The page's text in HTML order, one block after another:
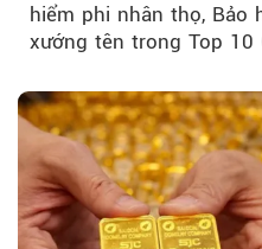
hiểm phi nhân thọ, Bảo
xướng tên trong Top 10